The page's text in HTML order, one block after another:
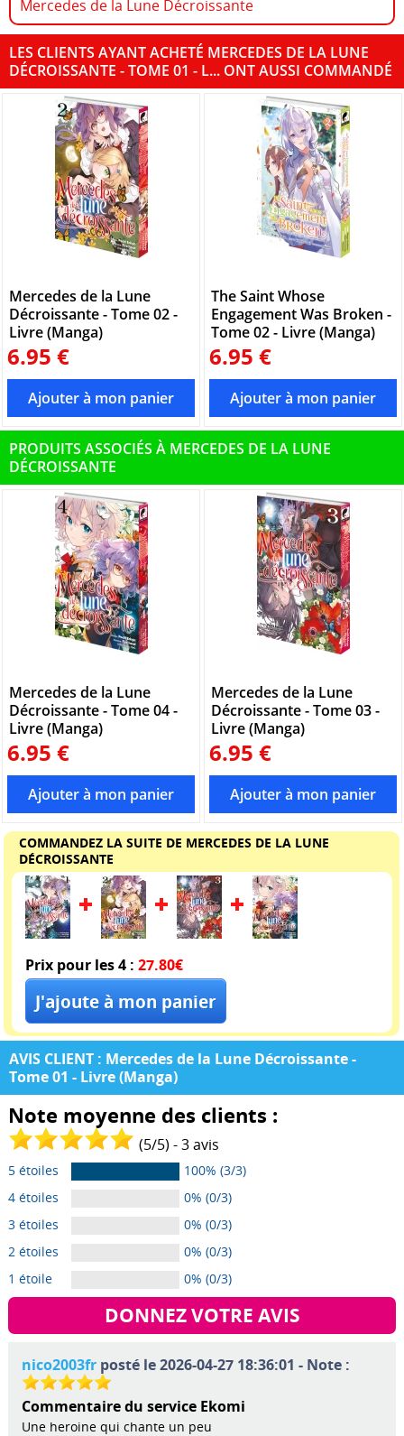
Mercedes de la Lune Décroissante
LES CLIENTS AYANT ACHETÉ MERCEDES DE LA LUNE
DÉCROISSANTE - TOME 01 - L... ONT AUSSI COMMANDÉ
Mercedes de la Lune
Décroissante - Tome 02 -
Livre (Manga)
6.95 €
The Saint Whose
Engagement Was Broken -
Tome 02 - Livre (Manga)
6.95 €
PRODUITS ASSOCIÉS À MERCEDES DE LA LUNE
DÉCROISSANTE
Mercedes de la Lune
Décroissante - Tome 04 -
Livre (Manga)
6.95 €
Mercedes de la Lune
Décroissante - Tome 03 -
Livre (Manga)
6.95 €
COMMANDEZ LA SUITE DE MERCEDES DE LA LUNE
DÉCROISSANTE
Prix pour les 4 : 27.80€
AVIS CLIENT : Mercedes de la Lune Décroissante -
Tome 01 - Livre (Manga)
Note moyenne des clients :
(5/5) -3avis
5 étoiles
100% (3/3)
4 étoiles
0% (0/3)
3 étoiles
0% (0/3)
2 étoiles
0% (0/3)
1 étoile
0% (0/3)
DONNEZ VOTRE AVIS
nico2003frposté le 2026-04-27 18:36:01 - Note :
Commentaire du service Ekomi
Une heroine qui chante un peu